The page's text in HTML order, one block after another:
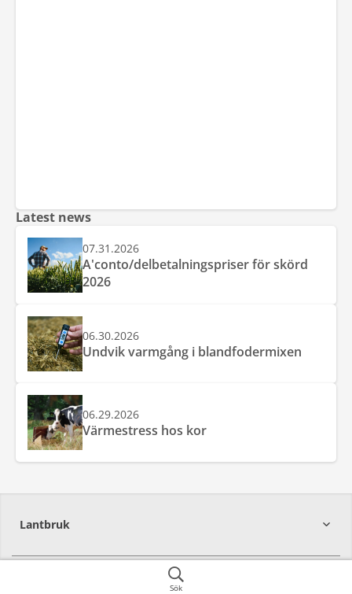
Sök
Latest news
07.31.2026
A'conto/delbetalningspriser för skörd
2026
06.30.2026
Undvik varmgång i blandfodermixen
06.29.2026
Värmestress hos kor
Lantbruk